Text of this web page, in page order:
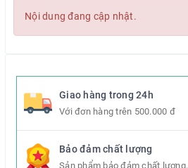
Nội dung đang cập nhật.
Giao hàng trong 24h
Với đơn hàng trên 500.000 đ
Bảo đảm chất lượng
Sản phẩm bảo đảm chất lượng.